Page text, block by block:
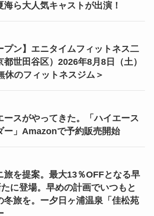
ら大人気キャストが出演！
プン】エニタイムフィットネス二
世田谷区）2026年8月8日（土）
休のフィットネスジム＞
ースがやってきた。「ハイエース
ー」Amazonで予約販売開始
旅を提案。最大13％OFFとなる早
に登場。早めの計画でいつもと
冬旅を。ー夕日ヶ浦温泉「佳松苑